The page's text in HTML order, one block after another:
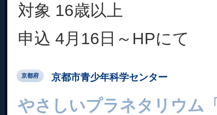
対象 16歳以上
申込 4月16日～HPにて
京都府 京都市青少年科学センター
やさしいプラネタリウム